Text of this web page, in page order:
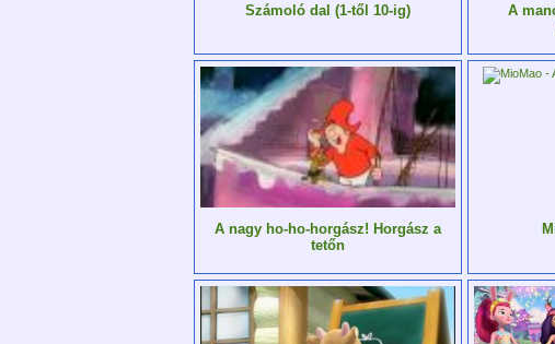
Számoló dal (1-től 10-ig)
A
A nagy ho-ho-horgász! Horgász a
tetőn